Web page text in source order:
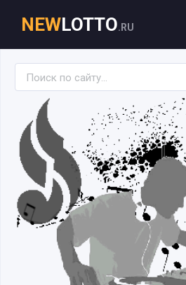
NEWLOTTO.RU